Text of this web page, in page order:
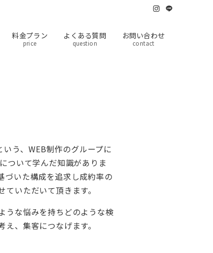
料金プラン
price
よくある質問
question
お問い合わせ
contact
う、WEB制作のグループに
ついて学んだ知識がありま
づいた構成を追求し成約率の
いただいて頂きます。
うな悩みを持ちどのような検
、集客につなげます。